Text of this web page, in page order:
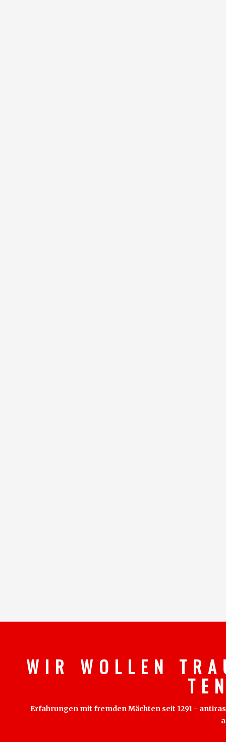
W I R W O L L E N T R
T E
Erfahrungen mit fremden Mächten seit 1291 -